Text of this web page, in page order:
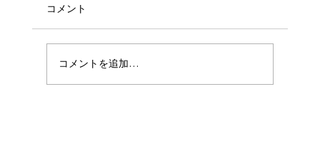
コメント
コメントを追加…